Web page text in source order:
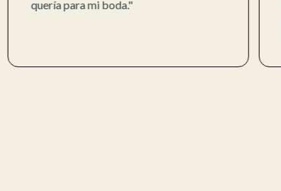
quería para mi boda."